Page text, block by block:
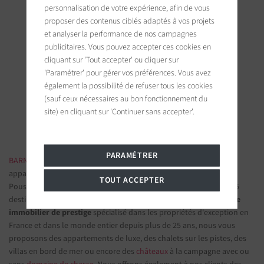
BARNES Paris
22, rue de l'hôtel de ville
92200 Neuilly-sur-Seine, France
Suivez-nous sur les réseaux sociaux
BARNES IMMOBILIER DE LUXE - Les plus belles demeures et
appartements de prestige
Poussez la porte d'une de nos
agences immobilières
parmi nos 75
destinations et confiez-nous vos projets d’investissement.
Groupe
immobilier de prestigespécialisé dans les propriétés d'exception en
France et dans le monde entier depuis plus de 25 ans, nous vous
proposons des appartements de luxe, des chalets sur les pistes, des
villas en bord de mer ou encore des châteaux à la campagne avec ou
personnalisation de votre expérience, afin de vous
proposer des contenus ciblés adaptés à vos projets
et analyser la performance de nos campagnes
publicitaires. Vous pouvez accepter ces cookies en
cliquant sur 'Tout accepter' ou cliquer sur
'Paramétrer' pour gérer vos préférences. Vous avez
également la possibilité de refuser tous les cookies
(sauf ceux nécessaires au bon fonctionnement du
site) en cliquant sur 'Continuer sans accepter'.
PARAMÉTRER
TOUT ACCEPTER